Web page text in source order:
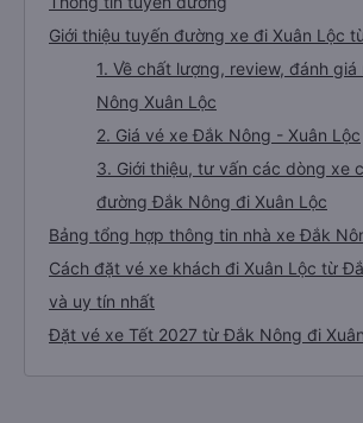
Giới thiệu tuyến đường xe đi Xuân Lộc
1. Về chất lượng, review, đánh
Nông Xuân Lộc
2. Giá vé xe Đắk Nông - Xuân Lộc
3. Giới thiệu, tư vấn các dòng xe
đường Đắk Nông đi Xuân Lộc
Bảng tổng hợp thông tin nhà xe Đắk
Cách đặt vé xe khách đi Xuân Lộc từ
và uy tín nhất
Đặt vé xe Tết 2027 từ Đắk Nông đi